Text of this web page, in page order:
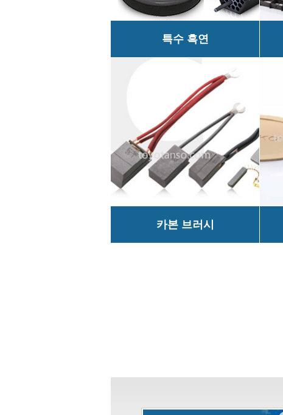
특수 흑연
카본 브러시